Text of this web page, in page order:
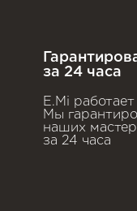
за 24 часа
E.Mi
Мы
наших
за 24 часа